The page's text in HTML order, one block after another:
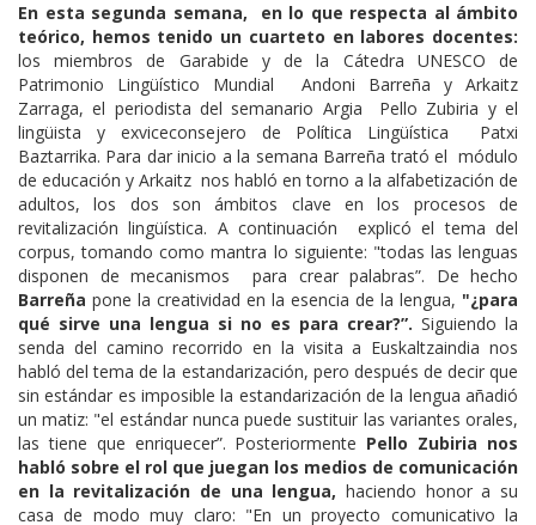
En esta segunda semana, en lo que respecta al ámbito
teórico, hemos tenido un cuarteto en labores docentes:
los miembros de Garabide y de la Cátedra UNESCO de
Patrimonio Lingüístico Mundial Andoni Barreña y Arkaitz
Zarraga, el periodista del semanario Argia Pello Zubiria y el
lingüista y exviceconsejero de Política Lingüística Patxi
Baztarrika. Para dar inicio a la semana Barreña trató el módulo
de educación y Arkaitz nos habló en torno a la alfabetización de
adultos, los dos son ámbitos clave en los procesos de
revitalización lingüística. A continuación explicó el tema del
corpus, tomando como mantra lo siguiente: "todas las lenguas
disponen de mecanismos para crear palabras”. De hecho
Barreña pone la creatividad en la esencia de la lengua, "¿para
qué sirve una lengua si no es para crear?”. Siguiendo la
senda del camino recorrido en la visita a Euskaltzaindia nos
habló del tema de la estandarización, pero después de decir que
sin estándar es imposible la estandarización de la lengua añadió
un matiz: "el estándar nunca puede sustituir las variantes orales,
las tiene que enriquecer”. Posteriormente Pello Zubiria nos
habló sobre el rol que juegan los medios de comunicación
en la revitalización de una lengua, haciendo honor a su
casa de modo muy claro: "En un proyecto comunicativo la